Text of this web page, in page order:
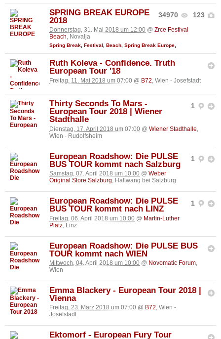
34970 123
SPRING BREAK EUROPE
2018
Donnerstag, 31. Mai 2018 um 12:00 @ Zrce Festival
Beach, Novalja
Spring Break, Festival , Beach, Spring Break Europe,
Ruth Koleva - Confidence. Truth
European Tour '18
Freitag, 11. Mai 2018 um 07:00 @ B72 , Wien - Josefstadt
1
Thirty Seconds To Mars -
European Tour 2018 | Wiener
Stadthalle
Dienstag, 17. April 2018 um 07:00 @ Wiener Stadthalle
Wien - Rudolfsheim
1
European Roadshow: Die PULSE
BUS TOUR kommt nach Salzburg
Samstag, 07. April 2018 um 10:00 @ Weber
Original Store Salzburg, Hallwang bei Salzburg
1
European Roadshow: Die PULSE
BUS TOUR kommt nach LINZ
Freitag, 06. April 2018 um 10:00 @ Martin-Luther
Platz , Linz
European Roadshow: Die PULSE BUS
TOUR kommt nach WIEN
Mittwoch, 04. April 2018 um 10:00 @ Novomatic Forum,
Wien
Emma Blackery - European Tour 2018 |
Vienna
Freitag, 23. März 2018 um 07:00 @ B72, Wien -
Josefstadt
Ektomorf - European Fury Tour